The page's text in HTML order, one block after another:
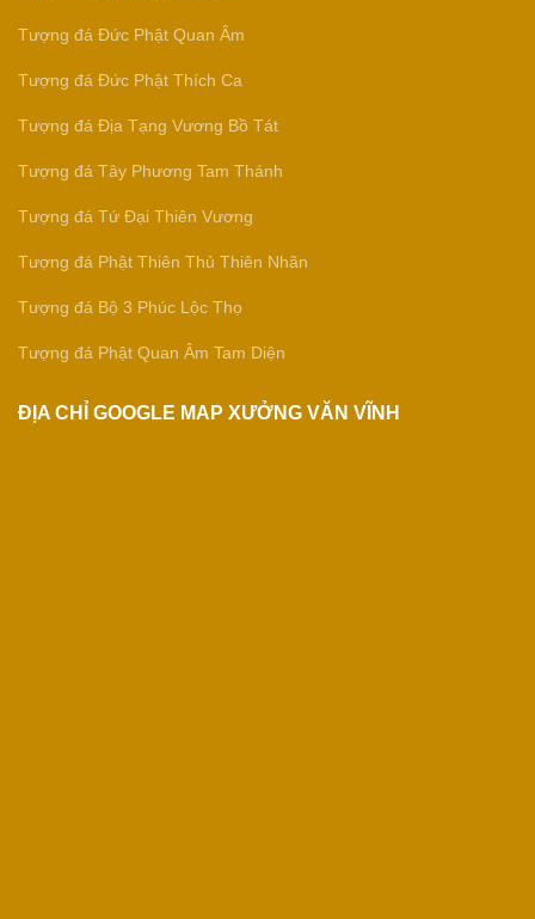
Tượng đá Đức Phật Quan Âm
Tượng đá Đức Phật Thích Ca
Tượng đá Địa Tạng Vương Bồ Tát
Tượng đá Tây Phương Tam Thánh
Tượng đá Tứ Đại Thiên Vương
Tượng đá Phật Thiên Thủ Thiên Nhãn
Tượng đá Bộ 3 Phúc Lộc Thọ
Tượng đá Phật Quan Âm Tam Diện
ĐỊA CHỈ GOOGLE MAP XƯỞNG VĂN VĨNH